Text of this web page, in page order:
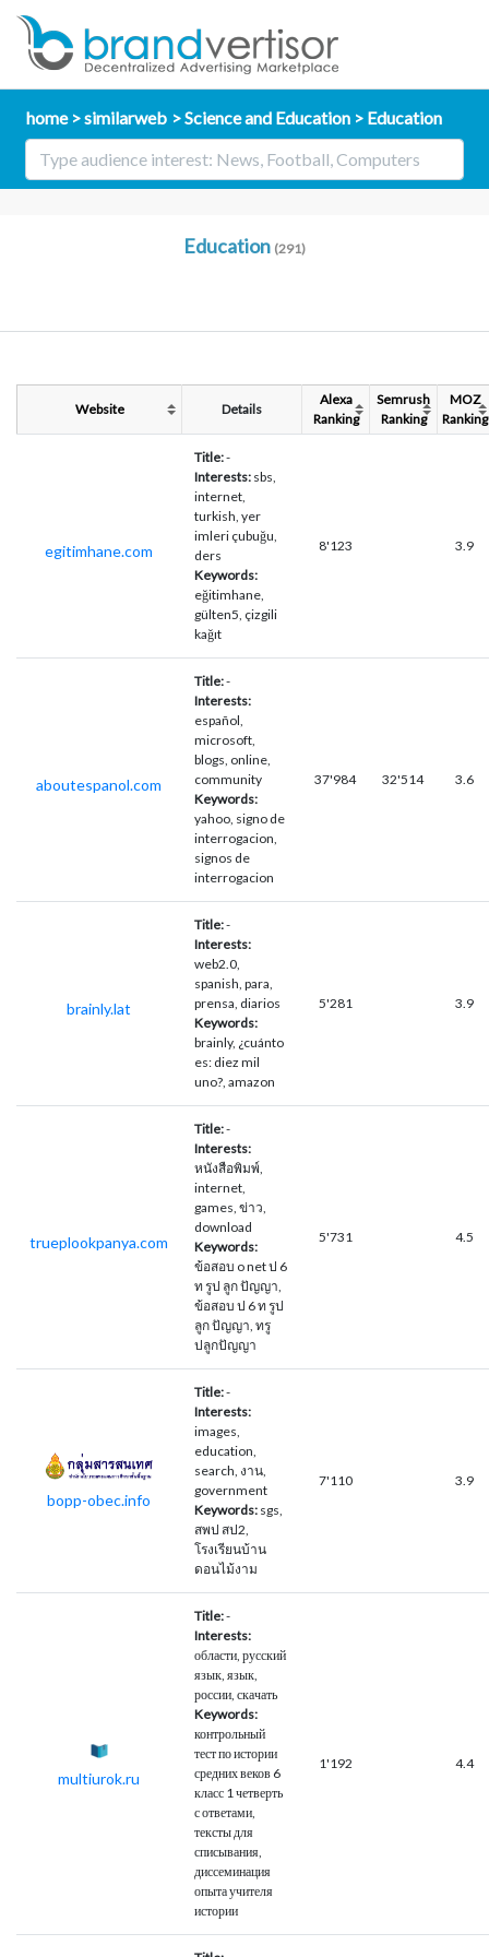
home similarweb Science and Education Education
Education (291)
Website Details
Alexa
Ranking
Semrush
Ranking
MOZ
Ranking
egitimhane.com
Title:-
Interests: sbs,
internet,
turkish, yer
imleri çubuğu,
ders
Keywords:
eğitimhane,
gülten5, çizgili
kağıt
8'123 3.9
aboutespanol.com
Title:-
Interests:
español,
microsoft,
blogs, online,
community
Keywords:
yahoo, signo de
interrogacion,
signos de
interrogacion
37'984 32'514 3.6
brainly.lat
Title:-
Interests:
web2.0,
spanish, para,
prensa, diarios
Keywords:
brainly, ¿cuánto
es: diez mil
uno?, amazon
5'281 3.9
trueplookpanya.com
Title:-
Interests:
หนังสือพิมพ์,
internet,
games, ข่าว,
download
Keywords:
ข้อสอบ o net ป 6
ท รูป ลูก ปัญญา,
ข้อสอบ ป 6 ท รูป
ลูก ปัญญา, ทรู
ปลูกปัญญา
5'731 4.5
bopp-obec.info
Title:-
Interests:
images,
education,
search, งาน,
government
Keywords: sgs,
สพป สป2,
โรงเรียนบ้าน
ดอนไม้งาม
7'110 3.9
multiurok.ru
Title:-
Interests:
области, русский
язык, язык,
россии, скачать
Keywords:
контрольный
тест по истории
средних веков 6
класс 1 четверть
с ответами,
тексты для
списывания,
диссеминация
опыта учителя
истории
1'192 4.4